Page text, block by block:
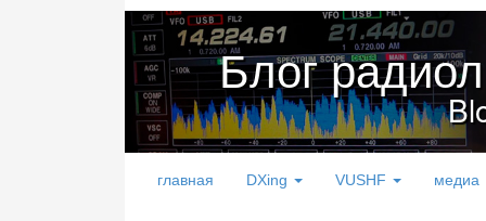
Блог
главная DXing VUSHF медиа